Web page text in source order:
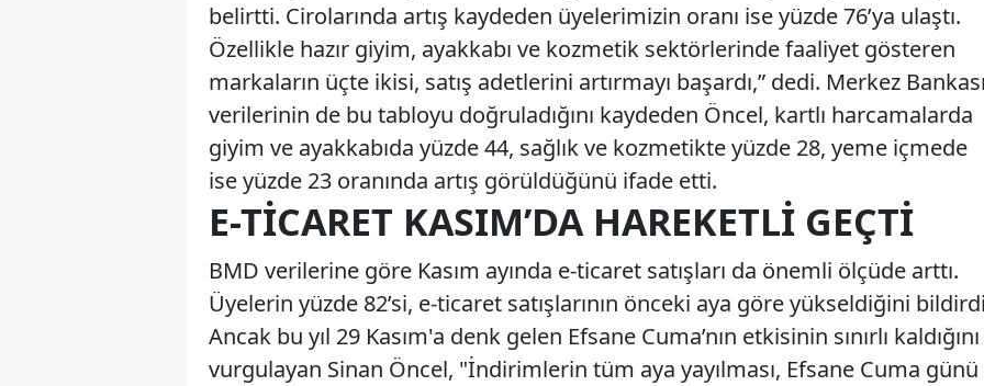
belirtti. Cirolarında artış kaydeden üyelerimizin oranı ise yüzde 76’ya ulaştı.
Özellikle hazır giyim, ayakkabı ve kozmetik sektörlerinde faaliyet gösteren
markaların üçte ikisi, satış adetlerini artırmayı başardı,” dedi. Merkez
verilerinin de bu tabloyu doğruladığını kaydeden Öncel, kartlı harcamalarda
giyim ve ayakkabıda yüzde 44, sağlık ve kozmetikte yüzde 28, yeme içmede
ise yüzde 23 oranında artış görüldüğünü ifade etti.
E-TICARET KASIM’DA HAREKETLI GEÇTI
BMD verilerine göre Kasım ayında e-ticaret satışları da önemli ölçüde arttı.
Üyelerin yüzde 82’si, e-ticaret satışlarının önceki aya göre yükseldiğini
Ancak bu yıl 29 Kasım'a denk gelen Efsane Cuma’nın etkisinin sınırlı kaldığını
vurgulayan Sinan Öncel, "İndirimlerin tüm aya yayılması, Efsane Cuma günü